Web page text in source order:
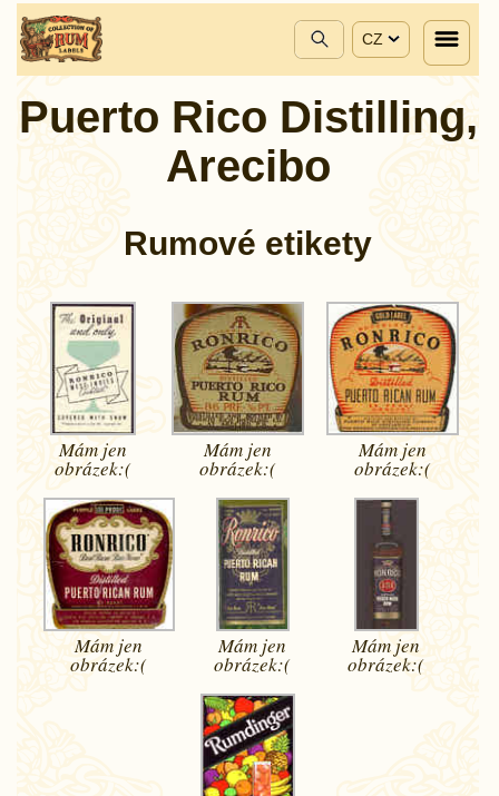
CZ
Puerto Rico Distilling,
Arecibo
Rumové etikety
Mám jen
obrázek:(
Mám jen
obrázek:(
Mám jen
obrázek:(
Mám jen
obrázek:(
Mám jen
obrázek:(
Mám jen
obrázek:(